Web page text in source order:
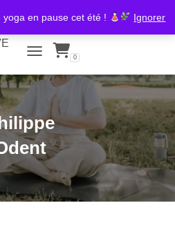
en pause cet été ! Ignorer
TOGGLE NAVIGATION
0